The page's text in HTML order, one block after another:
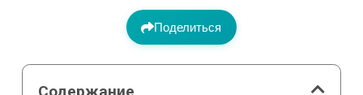
Поделиться
Содержание